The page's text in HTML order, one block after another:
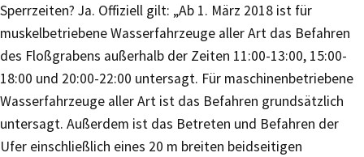
Sperrzeiten? Ja. Offiziell gilt: „Ab 1. März 2018 ist für
muskelbetriebene Wasserfahrzeuge aller Art das Befahren
des Floßgrabens außerhalb der Zeiten 11:00-13:00, 15:00-
18:00 und 20:00-22:00 untersagt. Für maschinenbetriebene
Wasserfahrzeuge aller Art ist das Befahren grundsätzlich
untersagt. Außerdem ist das Betreten und Befahren der
Ufer einschließlich eines 20 m breiten beidseitigen